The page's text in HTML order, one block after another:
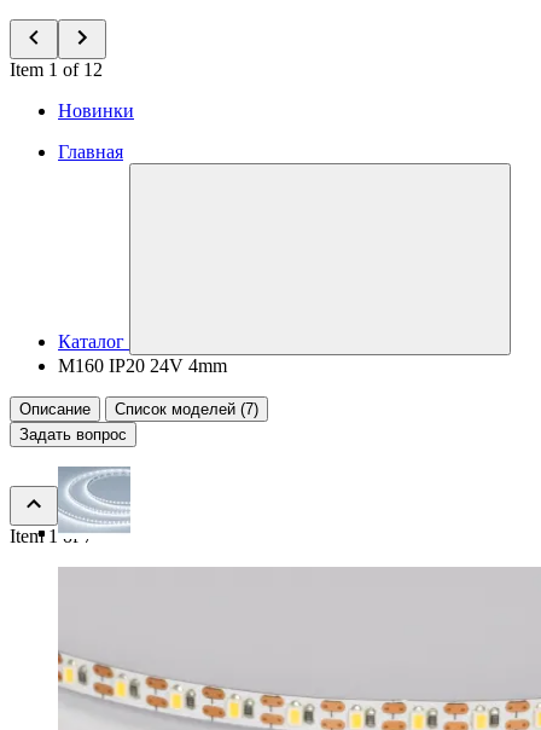
Item 1 of 12
Новинки
Главная
Каталог
M160 IP20 24V 4mm
Описание
Список моделей (7)
Задать вопрос
Item 1 of 7